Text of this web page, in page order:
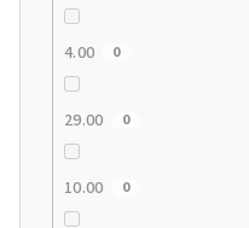
4.00 0
29.00 0
10.00 0